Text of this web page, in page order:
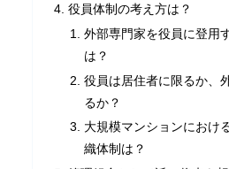
役員体制の考え方は？
外部専門家を役員に登用
は？
役員は居住者に限るか、
るか？
大規模マンションにおけ
織体制は？